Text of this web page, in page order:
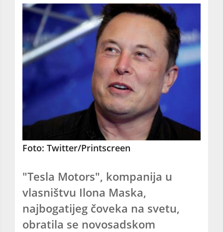
Foto: Twitter/Printscreen
"Tesla Motors", kompanija u
vlasništvu Ilona Maska,
najbogatijeg čoveka na svetu,
obratila se novosadskom